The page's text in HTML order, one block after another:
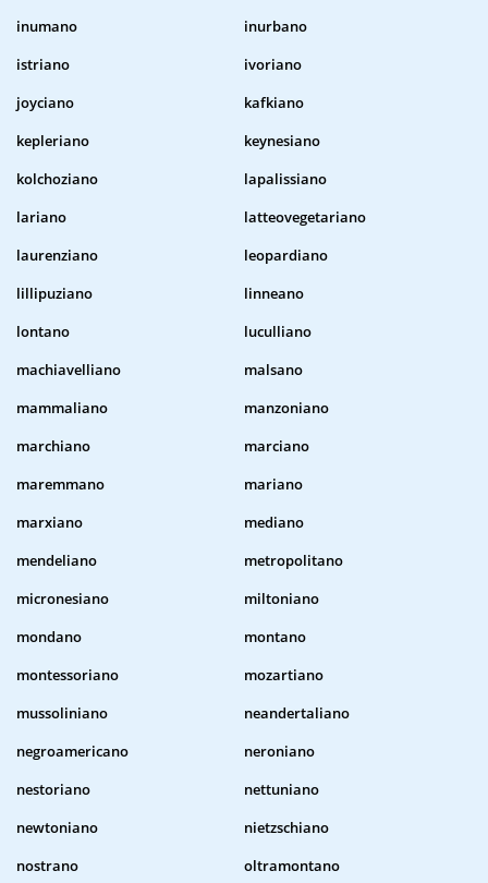
inumano
inurbano
istriano
ivoriano
joyciano
kafkiano
kepleriano
keynesiano
kolchoziano
lapalissiano
lariano
latteovegetariano
laurenziano
leopardiano
lillipuziano
linneano
lontano
luculliano
machiavelliano
malsano
mammaliano
manzoniano
marchiano
marciano
maremmano
mariano
marxiano
mediano
mendeliano
metropolitano
micronesiano
miltoniano
mondano
montano
montessoriano
mozartiano
mussoliniano
neandertaliano
negroamericano
neroniano
nestoriano
nettuniano
newtoniano
nietzschiano
nostrano
oltramontano